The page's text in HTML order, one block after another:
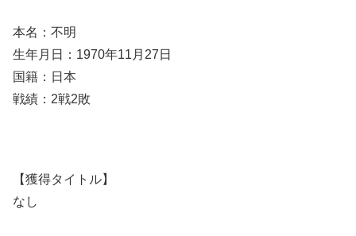
本名：不明
生年月日：1970年11月27日
国籍：日本
戦績：2戦2敗
【獲得タイトル】
なし